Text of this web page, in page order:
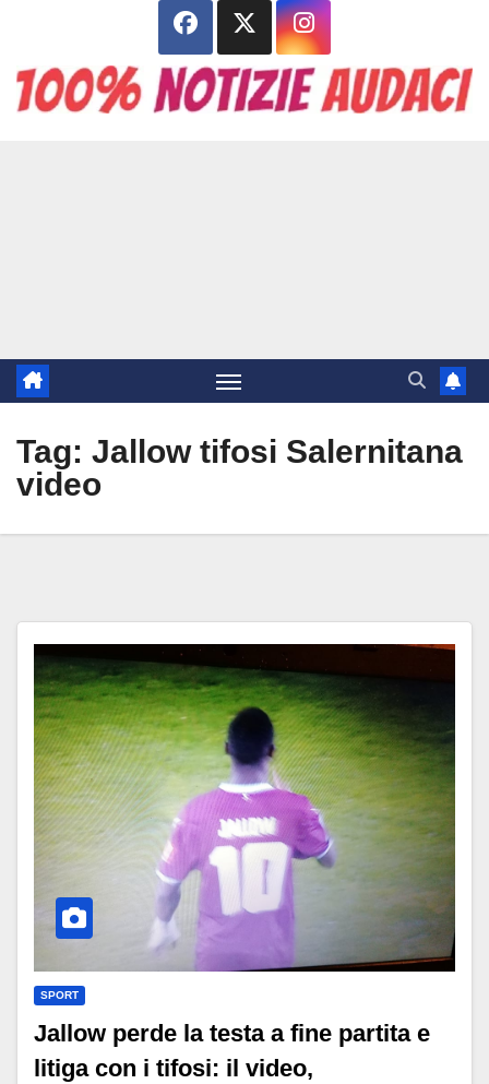
contenuto
Tag: Jallow tifosi Salernitana
video
SPORT
Jallow perde la testa a fine partita e
litiga con i tifosi: il video,